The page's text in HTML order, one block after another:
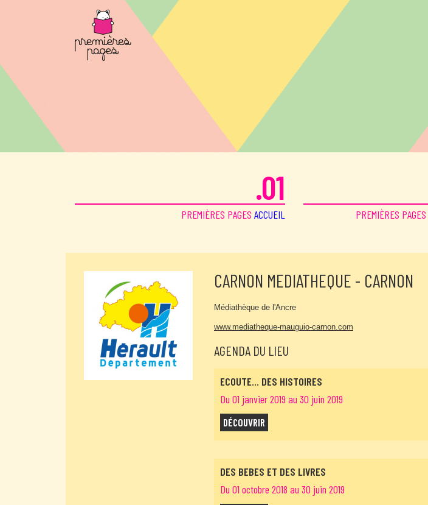
.01
PREMIÈRES PAGES ACCUEIL PREMIÈRES PAGES
CARNON MEDIATHEQUE - CARNON
Médiathèque de l'Ancre
www.mediatheque-mauguio-carnon.com
AGENDA DU LIEU
ECOUTE... DES HISTOIRES
Du 01 janvier 2019 au 30 juin 2019
DÉCOUVRIR
DES BEBES ET DES LIVRES
Du 01 octobre 2018 au 30 juin 2019